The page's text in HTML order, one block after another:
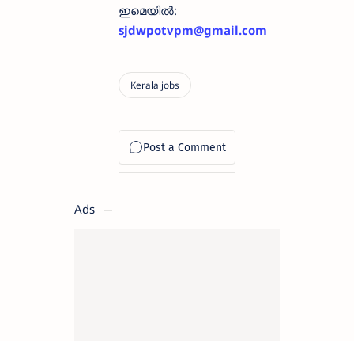
ഇമെയിൽ:
sjdwpotvpm@gmail.com
Ads